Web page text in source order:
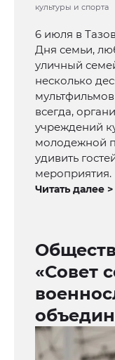
культуры и спорта
6 июля в
Дня семьи,
уличный
несколько
всегда,
учреждений
молодежной
удивить
мероприятия.
Читать далее >
«Совет